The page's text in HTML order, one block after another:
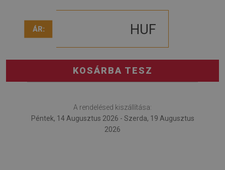
ÁR: HUF
KOSÁRBA TESZ
A rendelésed kiszállítása:
Péntek, 14 Augusztus 2026 - Szerda, 19 Augusztus
2026